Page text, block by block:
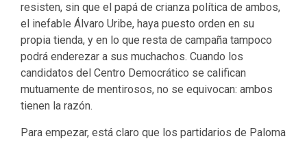
resisten, sin que el papá de crianza política de ambos,
el inefable Álvaro Uribe, haya puesto orden en su
propia tienda, y en lo que resta de campaña tampoco
podrá enderezar a sus muchachos. Cuando los
candidatos del Centro Democrático se califican
mutuamente de mentirosos, no se equivocan: ambos
tienen la razón.
Para empezar, está claro que los partidarios de Paloma